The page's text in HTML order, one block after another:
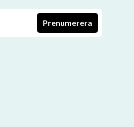
Prenumerera